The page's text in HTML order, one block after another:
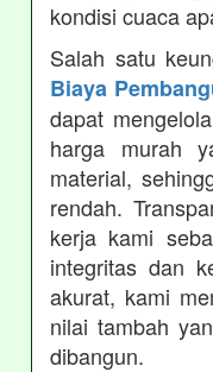
kondisi cuaca
Salah satu
Biaya
dapat
harga murah
material,
rendah.
kerja kami
integritas dan
akurat, kami
nilai tambah
dibangun.